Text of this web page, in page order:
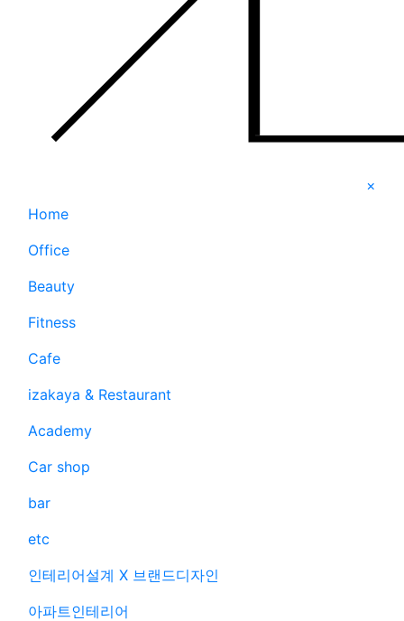
×
Home
Office
Beauty
Fitness
Cafe
izakaya & Restaurant
Academy
Car shop
bar
etc
인테리어설계 X 브랜드디자인
아파트인테리어